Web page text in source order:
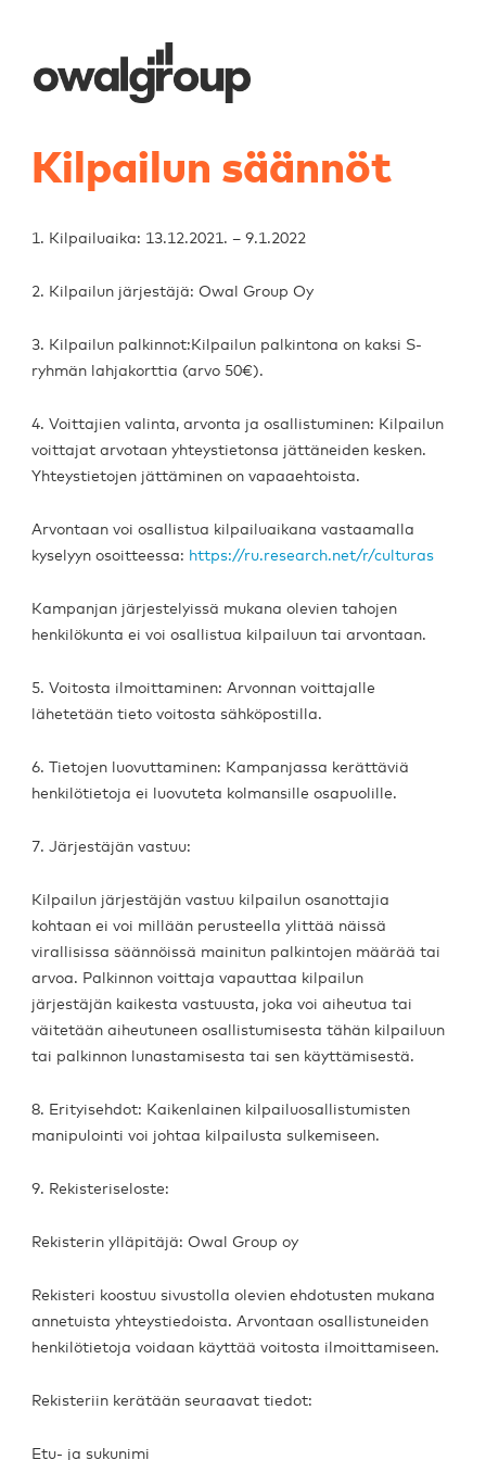
Kilpailun säännöt
1. Kilpailuaika: 13.12.2021. – 9.1.2022
2. Kilpailun järjestäjä: Owal Group Oy
3. Kilpailun palkinnot:Kilpailun palkintona on kaksi S-
ryhmän lahjakorttia (arvo 50€).
4. Voittajien valinta, arvonta ja osallistuminen: Kilpailun
voittajat arvotaan yhteystietonsa jättäneiden kesken.
Yhteystietojen jättäminen on vapaaehtoista.
Arvontaan voi osallistua kilpailuaikana vastaamalla
kyselyyn osoitteessa: https://ru.research.net/r/culturas
Kampanjan järjestelyissä mukana olevien tahojen
henkilökunta ei voi osallistua kilpailuun tai arvontaan.
5. Voitosta ilmoittaminen: Arvonnan voittajalle
lähetetään tieto voitosta sähköpostilla.
6. Tietojen luovuttaminen: Kampanjassa kerättäviä
henkilötietoja ei luovuteta kolmansille osapuolille.
7. Järjestäjän vastuu:
Kilpailun järjestäjän vastuu kilpailun osanottajia
kohtaan ei voi millään perusteella ylittää näissä
virallisissa säännöissä mainitun palkintojen määrää tai
arvoa. Palkinnon voittaja vapauttaa kilpailun
järjestäjän kaikesta vastuusta, joka voi aiheutua tai
väitetään aiheutuneen osallistumisesta tähän kilpailuun
tai palkinnon lunastamisesta tai sen käyttämisestä.
8. Erityisehdot: Kaikenlainen kilpailuosallistumisten
manipulointi voi johtaa kilpailusta sulkemiseen.
9. Rekisteriseloste:
Rekisterin ylläpitäjä: Owal Group oy
Rekisteri koostuu sivustolla olevien ehdotusten mukana
annetuista yhteystiedoista. Arvontaan osallistuneiden
henkilötietoja voidaan käyttää voitosta ilmoittamiseen.
Rekisteriin kerätään seuraavat tiedot:
Etu- ja sukunimi